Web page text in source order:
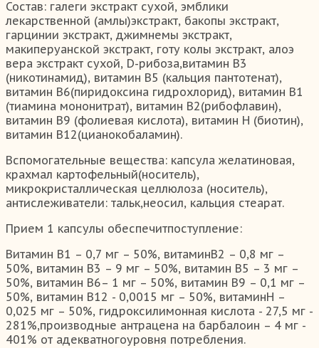
Состав: галеги экстракт сухой, эмблики
лекарственной (амлы)экстракт, бакопы экстракт,
гарцинии экстракт, джимнемы экстракт,
макиперуанской экстракт, готу колы экстракт, алоэ
вера экстракт сухой, D-рибоза,витамин В3
(никотинамид), витамин В5 (кальция пантотенат),
витамин В6(пиридоксина гидрохлорид), витамин В1
(тиамина мононитрат), витамин В2(рибофлавин),
витамин В9 (фолиевая кислота), витамин Н (биотин),
витамин В12(цианокобаламин).
Вспомогательные вещества: капсула желатиновая,
крахмал картофельный(носитель),
микрокристаллическая целлюлоза (носитель),
антислеживатели: тальк,неосил, кальция стеарат.
Прием 1 капсулы обеспечитпоступление:
Витамин В1 – 0,7 мг – 50%, витаминВ2 – 0,8 мг –
50%, витамин В3 – 9 мг – 50%, витамин В5 – 3 мг –
50%, витамин В6– 1 мг – 50%, витамин В9 – 0,1 мг –
50%, витамин В12 - 0,0015 мг – 50%, витаминН –
0,025 мг – 50%, гидроксилимонная кислота - 27,5 мг -
281%,производные антрацена на барбалоин – 4 мг -
401% от адекватногоуровня потребления.